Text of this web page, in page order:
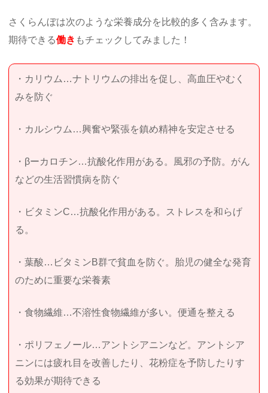
さくらんぼは次のような栄養成分を比較的多く含みます。
期待できる働き もチェックしてみました！
・カリウム…ナトリウムの排出を促し、高血圧やむく
みを防ぐ
・カルシウム…興奮や緊張を鎮め精神を安定させる
・βーカロチン…抗酸化作用がある。風邪の予防。がん
などの生活習慣病を防ぐ
・ビタミンC…抗酸化作用がある。ストレスを和らげ
る。
・葉酸…ビタミンB群で貧血を防ぐ。胎児の健全な発育
のために重要な栄養素
・食物繊維…不溶性食物繊維が多い。便通を整える
・ポリフェノール…アントシアニンなど。アントシア
ニンには疲れ目を改善したり、花粉症を予防したりす
る効果が期待できる